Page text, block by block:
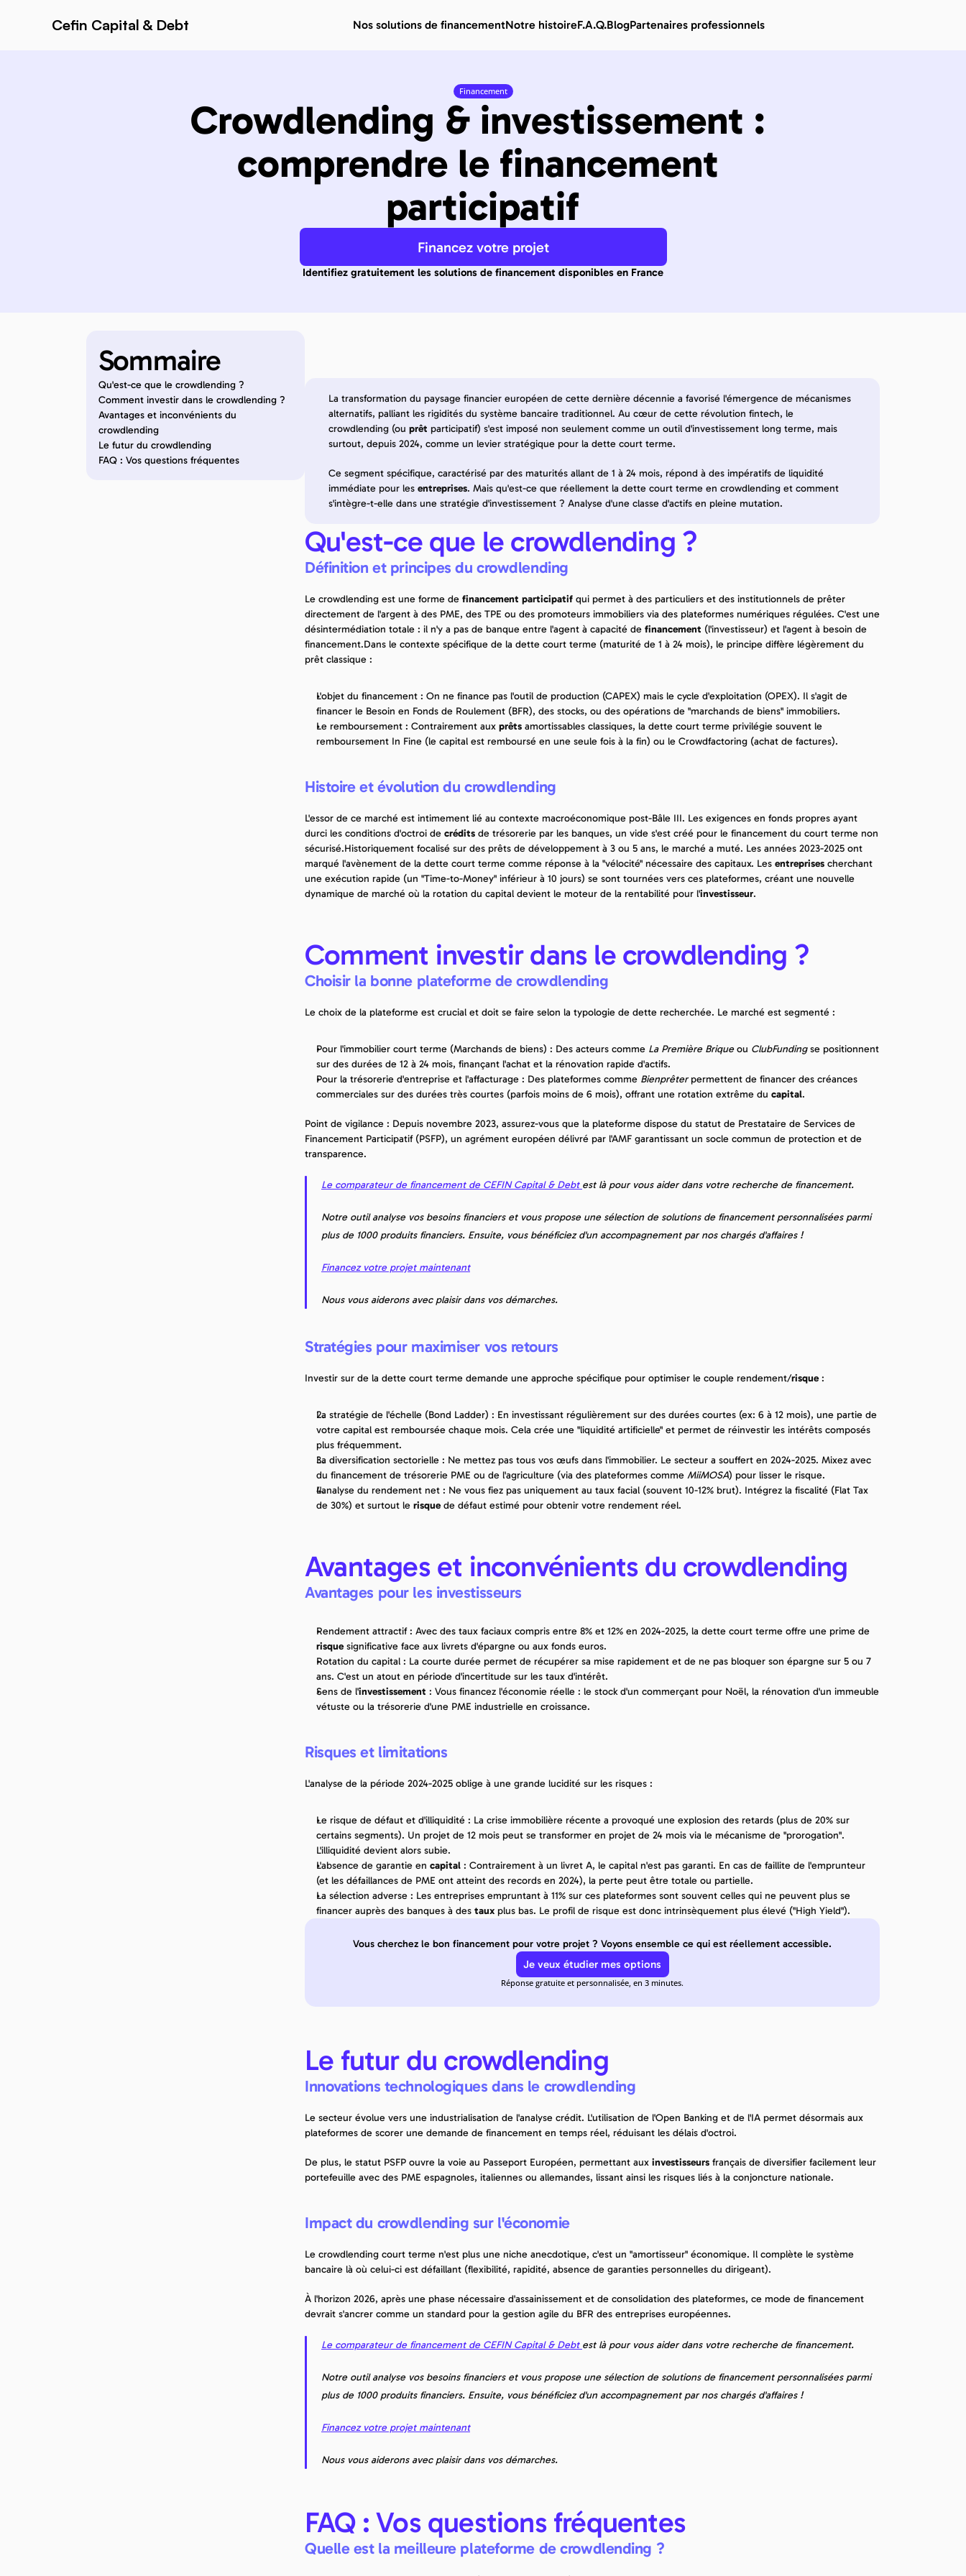
Cefin Capital & Debt Nos solutions de financementNotre histoireF.A.Q.BlogPartenaires professionnels
Financement
Crowdlending & investissement :
comprendre le financement
participatif
Financez votre projet
Identifiez gratuitement les solutions de financement disponibles en France
Sommaire
Qu'est-ce que le crowdlending ?
Comment investir dans le crowdlending ?
Avantages et inconvénients du
crowdlending
Le futur du crowdlending
FAQ : Vos questions fréquentes
Publié le :22 mars 2024
Mis à jour le :29 déc. 2025
La transformation du paysage financier européen de cette dernière décennie a favorisé l'émergence de mécanismes
alternatifs, palliant les rigidités du système bancaire traditionnel. Au cœur de cette révolution fintech, le
crowdlending (ou prêt participatif) s'est imposé non seulement comme un outil d'investissement long terme, mais
surtout, depuis 2024, comme un levier stratégique pour la dette court terme.
Ce segment spécifique, caractérisé par des maturités allant de 1 à 24 mois, répond à des impératifs de liquidité
immédiate pour les entreprises. Mais qu'est-ce que réellement la dette court terme en crowdlending et comment
s'intègre-t-elle dans une stratégie d'investissement ? Analyse d'une classe d'actifs en pleine mutation.
Qu'est-ce que le crowdlending ?
Définition et principes du crowdlending
Le crowdlending est une forme de financement participatif qui permet à des particuliers et des institutionnels de prêter
directement de l'argent à des PME, des TPE ou des promoteurs immobiliers via des plateformes numériques régulées. C'est une
désintermédiation totale : il n'y a pas de banque entre l'agent à capacité de financement (l'investisseur) et l'agent à besoin de
financement.Dans le contexte spécifique de la dette court terme (maturité de 1 à 24 mois), le principe diffère légèrement du
prêt classique :
L'objet du financement : On ne finance pas l'outil de production (CAPEX) mais le cycle d'exploitation (OPEX). Il s'agit de
financer le Besoin en Fonds de Roulement (BFR), des stocks, ou des opérations de "marchands de biens" immobiliers.
Le remboursement : Contrairement aux prêts amortissables classiques, la dette court terme privilégie souvent le
remboursement In Fine (le capital est remboursé en une seule fois à la fin) ou le Crowdfactoring (achat de factures).
Histoire et évolution du crowdlending
L'essor de ce marché est intimement lié au contexte macroéconomique post-Bâle III. Les exigences en fonds propres ayant
durci les conditions d'octroi de crédits de trésorerie par les banques, un vide s'est créé pour le financement du court terme non
sécurisé.Historiquement focalisé sur des prêts de développement à 3 ou 5 ans, le marché a muté. Les années 2023-2025 ont
marqué l'avènement de la dette court terme comme réponse à la "vélocité" nécessaire des capitaux. Les entreprises cherchant
une exécution rapide (un "Time-to-Money" inférieur à 10 jours) se sont tournées vers ces plateformes, créant une nouvelle
dynamique de marché où la rotation du capital devient le moteur de la rentabilité pour l'investisseur.
Comment investir dans le crowdlending ?
Choisir la bonne plateforme de crowdlending
Le choix de la plateforme est crucial et doit se faire selon la typologie de dette recherchée. Le marché est segmenté :
Pour l'immobilier court terme (Marchands de biens) : Des acteurs comme La Première Brique ou ClubFunding se positionnent
sur des durées de 12 à 24 mois, finançant l'achat et la rénovation rapide d'actifs.
Pour la trésorerie d'entreprise et l'affacturage : Des plateformes comme Bienprêter permettent de financer des créances
commerciales sur des durées très courtes (parfois moins de 6 mois), offrant une rotation extrême du capital.
Point de vigilance : Depuis novembre 2023, assurez-vous que la plateforme dispose du statut de Prestataire de Services de
Financement Participatif (PSFP), un agrément européen délivré par l'AMF garantissant un socle commun de protection et de
transparence.
Le comparateur de financement de CEFIN Capital & Debt est là pour vous aider dans votre recherche de financement.
Notre outil analyse vos besoins financiers et vous propose une sélection de solutions de financement personnalisées parmi
plus de 1000 produits financiers. Ensuite, vous bénéficiez d'un accompagnement par nos chargés d'affaires !
Financez votre projet maintenant
Nous vous aiderons avec plaisir dans vos démarches.
Stratégies pour maximiser vos retours
Investir sur de la dette court terme demande une approche spécifique pour optimiser le couple rendement/risque :
La stratégie de l'échelle (Bond Ladder) : En investissant régulièrement sur des durées courtes (ex: 6 à 12 mois), une partie de
votre capital est remboursée chaque mois. Cela crée une "liquidité artificielle" et permet de réinvestir les intérêts composés
plus fréquemment.
La diversification sectorielle : Ne mettez pas tous vos œufs dans l'immobilier. Le secteur a souffert en 2024-2025. Mixez avec
du financement de trésorerie PME ou de l'agriculture (via des plateformes comme MiiMOSA) pour lisser le risque.
L'analyse du rendement net : Ne vous fiez pas uniquement au taux facial (souvent 10-12% brut). Intégrez la fiscalité (Flat Tax
de 30%) et surtout le risque de défaut estimé pour obtenir votre rendement réel.
Avantages et inconvénients du crowdlending
Avantages pour les investisseurs
risque significative face aux livrets d'épargne ou aux fonds euros.
Rotation du capital : La courte durée permet de récupérer sa mise rapidement et de ne pas bloquer son épargne sur 5 ou 7
ans. C'est un atout en période d'incertitude sur les taux d'intérêt.
Sens de l'investissement : Vous financez l'économie réelle : le stock d'un commerçant pour Noël, la rénovation d'un immeuble
vétuste ou la trésorerie d'une PME industrielle en croissance.
Risques et limitations
L'analyse de la période 2024-2025 oblige à une grande lucidité sur les risques :
Le risque de défaut et d'illiquidité : La crise immobilière récente a provoqué une explosion des retards (plus de 20% sur
certains segments). Un projet de 12 mois peut se transformer en projet de 24 mois via le mécanisme de "prorogation".
L'illiquidité devient alors subie.
L'absence de garantie en capital : Contrairement à un livret A, le capital n'est pas garanti. En cas de faillite de l'emprunteur
(et les défaillances de PME ont atteint des records en 2024), la perte peut être totale ou partielle.
La sélection adverse : Les entreprises empruntant à 11% sur ces plateformes sont souvent celles qui ne peuvent plus se
financer auprès des banques à des taux plus bas. Le profil de risque est donc intrinsèquement plus élevé ("High Yield").
Vous cherchez le bon financement pour votre projet ? Voyons ensemble ce qui est réellement accessible.
Je veux étudier mes options
Réponse gratuite et personnalisée, en 3 minutes.
Le futur du crowdlending
Innovations technologiques dans le crowdlending
Le secteur évolue vers une industrialisation de l'analyse crédit. L'utilisation de l'Open Banking et de l'IA permet désormais aux
plateformes de scorer une demande de financement en temps réel, réduisant les délais d'octroi.
De plus, le statut PSFP ouvre la voie au Passeport Européen, permettant aux investisseurs français de diversifier facilement leur
portefeuille avec des PME espagnoles, italiennes ou allemandes, lissant ainsi les risques liés à la conjoncture nationale.
Impact du crowdlending sur l'économie
Le crowdlending court terme n'est plus une niche anecdotique, c'est un "amortisseur" économique. Il complète le système
bancaire là où celui-ci est défaillant (flexibilité, rapidité, absence de garanties personnelles du dirigeant).
À l'horizon 2026, après une phase nécessaire d'assainissement et de consolidation des plateformes, ce mode de financement
devrait s'ancrer comme un standard pour la gestion agile du BFR des entreprises européennes.
Le comparateur de financement de CEFIN Capital & Debt est là pour vous aider dans votre recherche de financement.
Notre outil analyse vos besoins financiers et vous propose une sélection de solutions de financement personnalisées parmi
plus de 1000 produits financiers. Ensuite, vous bénéficiez d'un accompagnement par nos chargés d'affaires !
Financez votre projet maintenant
Nous vous aiderons avec plaisir dans vos démarches.
FAQ : Vos questions fréquentes
Quelle est la meilleure plateforme de crowdlending ?